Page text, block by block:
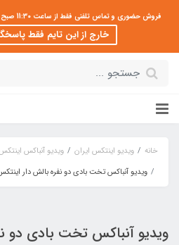
فروش حضوری و تماس تلفنی فقط از ساعت 11:30 صبح تا 2 عصر و 3 تا 8 شب امکان پذیر است
خارج از این تایم فقط
خانه ویدیو اینتکس ایران
ویدیو آنباکس
ویدیو آنباکس تخت بادی دو نفره بالش دار
ویدیو آنباکس تخت بادی دو